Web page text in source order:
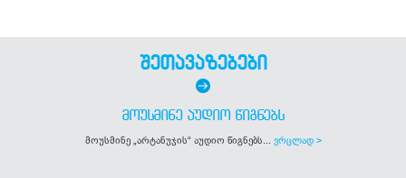
შეთავაზებები
ᲛᲝᲣᲡᲛᲘᲜᲔ ᲐᲣᲓᲘᲝ ᲬᲘᲒᲜᲔᲑᲡ
მოუსმინე „არტანუჯის“ აუდიო წიგნებს... ვრცლად >